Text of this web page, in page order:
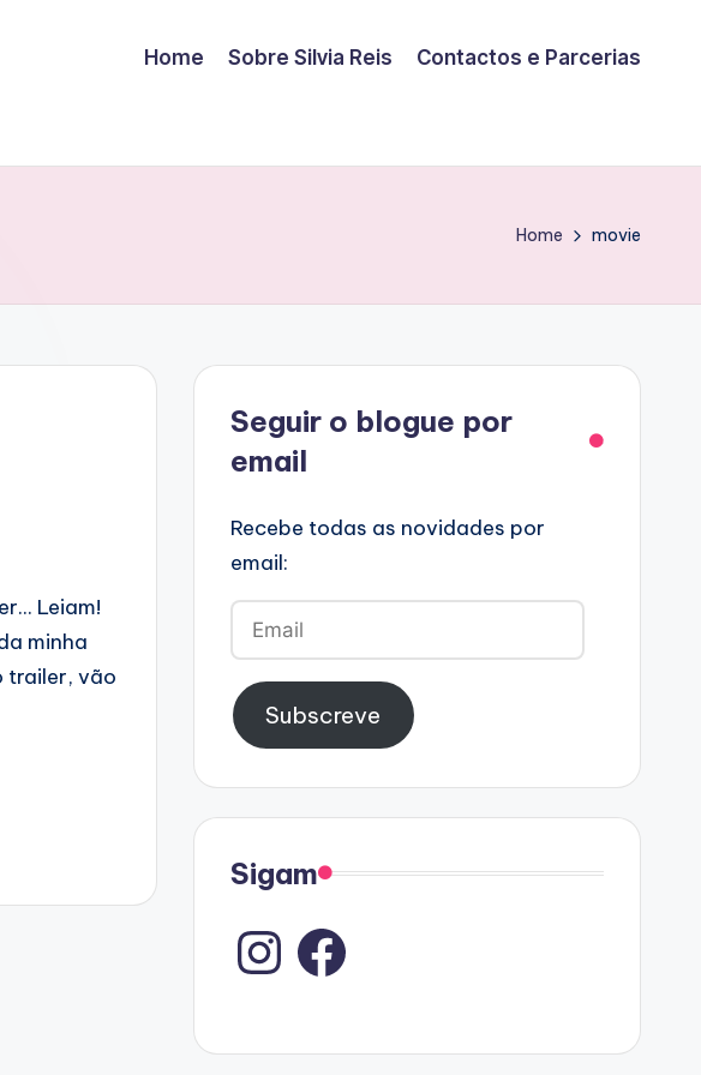
Home Sobre Silvia Reis Contactos e Parcerias
Home movie
Leiam!
minha
trailer, vão
Seguir o blogue por
email
Recebe todas as novidades por
email:
Email
Subscreve
Sigam
Instagram